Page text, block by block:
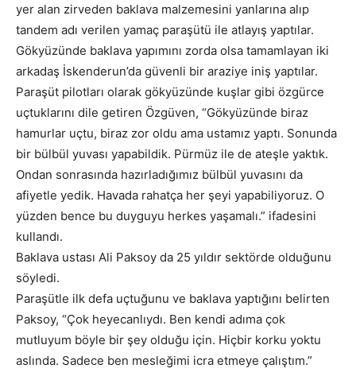
yer alan zirveden baklava malzemesini yanlarına alıp
tandem adı verilen yamaç paraşütü ile atlayış yaptılar.
Gökyüzünde baklava yapımını zorda olsa tamamlayan iki
arkadaş İskenderun’da güvenli bir araziye iniş yaptılar.
Paraşüt pilotları olarak gökyüzünde kuşlar gibi özgürce
uçtuklarını dile getiren Özgüven, “Gökyüzünde biraz
hamurlar uçtu, biraz zor oldu ama ustamız yaptı. Sonunda
bir bülbül yuvası yapabildik. Pürmüz ile de ateşle yaktık.
Ondan sonrasında hazırladığımız bülbül yuvasını da
afiyetle yedik. Havada rahatça her şeyi yapabiliyoruz. O
yüzden bence bu duyguyu herkes yaşamalı.” ifadesini
kullandı.
Baklava ustası Ali Paksoy da 25 yıldır sektörde olduğunu
söyledi.
Paraşütle ilk defa uçtuğunu ve baklava yaptığını belirten
Paksoy, “Çok heyecanlıydı. Ben kendi adıma çok
mutluyum böyle bir şey olduğu için. Hiçbir korku yoktu
aslında. Sadece ben mesleğimi icra etmeye çalıştım.”